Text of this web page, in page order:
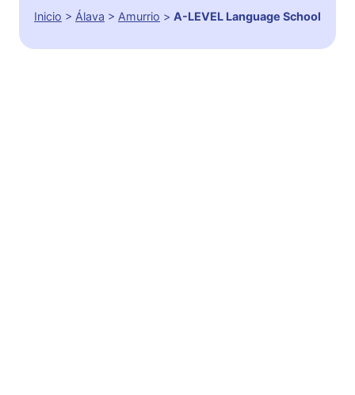
Inicio > Álava > Amurrio > A-LEVEL Language School